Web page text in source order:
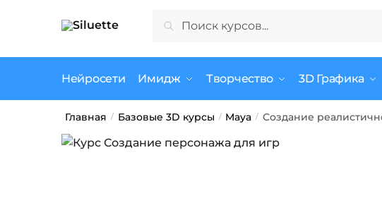
Поиск
Нейросети Имидж Творчество 3D Графика
Главная / Базовые 3D курсы / Maya / Создание